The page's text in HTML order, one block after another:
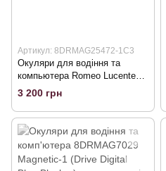
Артикул: 8DRMAG25472-1C3
Окуляри для водіння та
компьютера Romeo Lucente
Mag3-72-1С3 (Drive Digital Blue
Blocker) водійські окуляри з
трьома поляр. накладками
3 200 грн